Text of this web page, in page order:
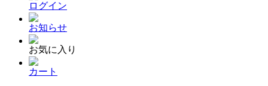
ログイン
お知らせ
お気に入り
カート